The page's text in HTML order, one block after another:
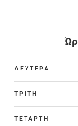
ΔΕΥΤΕΡΑ
ΤΡΙΤΗ
ΤΕΤΑΡΤΗ